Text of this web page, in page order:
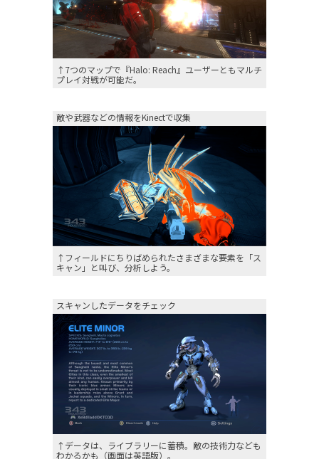
↑7つのマップで『Halo: Reach』ユーザーともマルチ
プレイ対戦が可能だ。
敵や武器などの情報をKinectで収集
↑フィールドにちりばめられたさまざまな要素を「ス
キャン」と叫び、分析しよう。
スキャンしたデータをチェック
↑データは、ライブラリーに蓄積。敵の技術力なども
わかるかも（画面は英語版）。